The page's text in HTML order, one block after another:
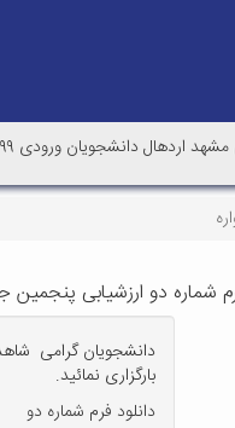
دانشجویان ورودی ۱۳۹۹، ۱۴۰۰و ۱۴۰۱
شماره دو ارزشیابی پنجمین
دانشجویان گرامی
بارگزاری نمائید.
دانلود فرم شماره دو